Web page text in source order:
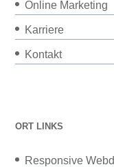
Online Marketing
Karriere
Kontakt
ORT LINKS
Responsive